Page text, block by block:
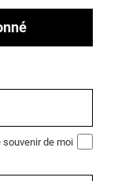
souvenir de moi